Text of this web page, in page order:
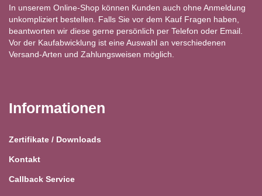
In unserem Online-Shop können Kunden auch ohne Anmeldung
unkompliziert bestellen. Falls Sie vor dem Kauf Fragen haben,
beantworten wir diese gerne persönlich per Telefon oder Email.
Vor der Kaufabwicklung ist eine Auswahl an verschiedenen
Versand-Arten und Zahlungsweisen möglich.
Informationen
Zertifikate / Downloads
Kontakt
Callback Service